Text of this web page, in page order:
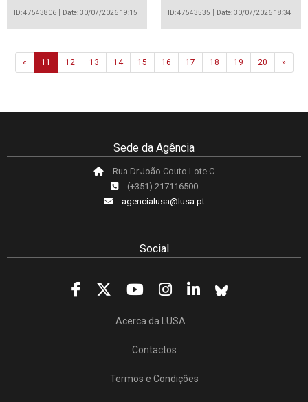
ID: 47543806 Date: 30/07/2026 19:15 ID: 47543535 Date: 30/07/2026 18:34
«Previous
11 12 13 14 15 16 17 18 19 20 »Next
Sede da Agência
Rua Dr.João Couto Lote C
(+351) 217116500
agencialusa@lusa.pt
Social
Acerca da LUSA
Contactos
Termos e Condições